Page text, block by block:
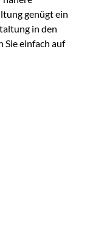
genügt ein
in den
Sie einfach auf